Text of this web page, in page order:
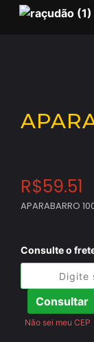
R$59.51
APARABARRO
Consulte o
Consultar
Não sei meu CEP